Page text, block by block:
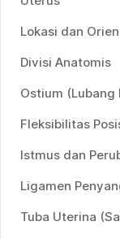
Lokasi dan
Divisi Anatomis
Ostium (Lubang
Fleksibilitas
Istmus dan
Ligamen
Tuba Uterina